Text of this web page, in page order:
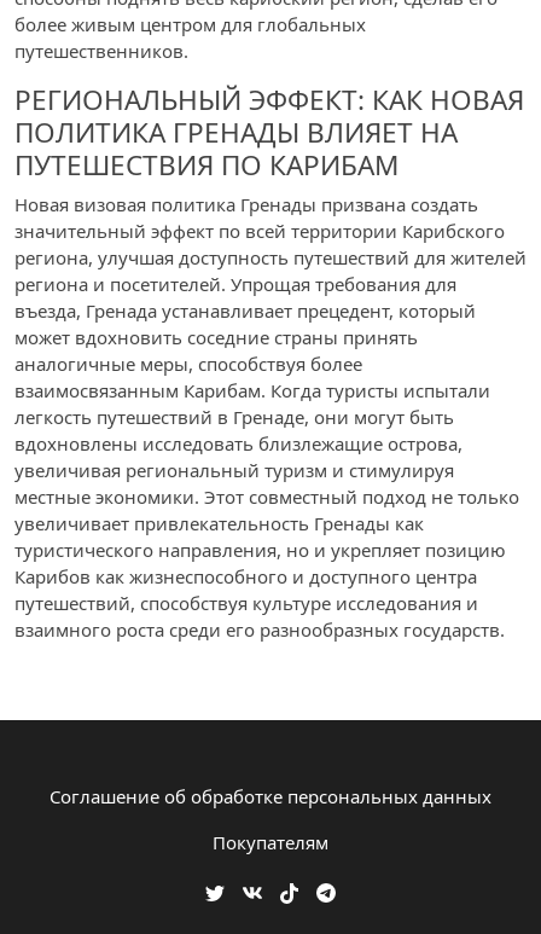
более живым центром для глобальных
путешественников.
РЕГИОНАЛЬНЫЙ ЭФФЕКТ: КАК НОВАЯ
ПОЛИТИКА ГРЕНАДЫ ВЛИЯЕТ НА
ПУТЕШЕСТВИЯ ПО КАРИБАМ
Новая визовая политика Гренады призвана создать
значительный эффект по всей территории Карибского
региона, улучшая доступность путешествий для жителей
региона и посетителей. Упрощая требования для
въезда, Гренада устанавливает прецедент, который
может вдохновить соседние страны принять
аналогичные меры, способствуя более
взаимосвязанным Карибам. Когда туристы испытали
легкость путешествий в Гренаде, они могут быть
вдохновлены исследовать близлежащие острова,
увеличивая региональный туризм и стимулируя
местные экономики. Этот совместный подход не только
увеличивает привлекательность Гренады как
туристического направления, но и укрепляет позицию
Карибов как жизнеспособного и доступного центра
путешествий, способствуя культуре исследования и
взаимного роста среди его разнообразных государств.
Соглашение об обработке персональных данных
Покупателям